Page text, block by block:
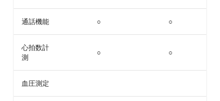
通話機能 ○ ○
心拍数計
測
○ ○
血圧測定